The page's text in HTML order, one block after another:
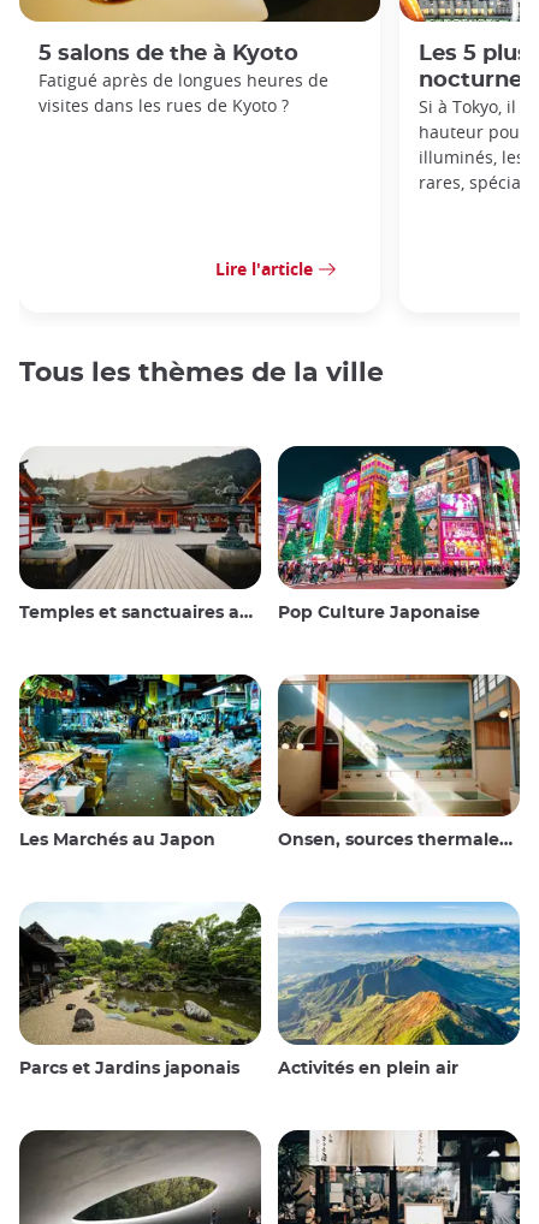
5 salons de the à Kyoto
Fatigué après de longues heures de
visites dans les rues de Kyoto ?
Lire l'article
Les 5 plus
nocturnes
Si à Tokyo, il
hauteur pour
illuminés, les
rares,
Tous les thèmes de la ville
Temples et sanctuaires au Japon Pop Culture Japonaise
Les Marchés au Japon Onsen, sources thermales et bains publics
Parcs et Jardins japonais Activités en plein air